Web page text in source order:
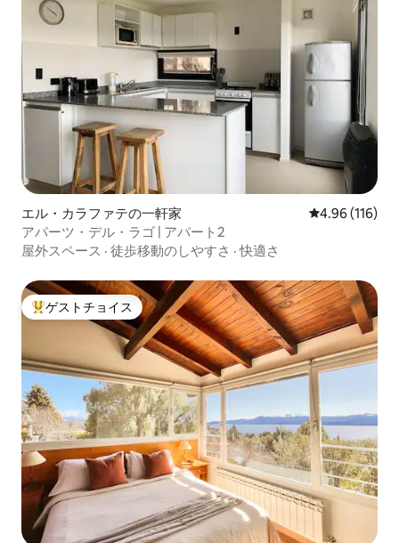
エル・カラファテの一軒家 レビュー116
4.96 (116)
アパーツ・デル・ラゴ | アパート2
屋外スペース · 徒歩移動のしやすさ ·快適さ
大好評のゲストチョイスです。
ゲストチョイス